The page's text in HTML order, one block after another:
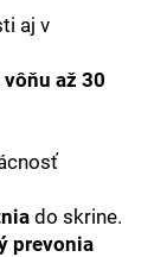
aj v
až 30
do skrine.
prevonia